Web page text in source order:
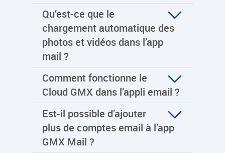
Qu’est-ce que le
chargement automatique des
photos et vidéos dans l’app
mail ?
Comment fonctionne le
Cloud GMX dans l’appli email ?
Est-il possible d’ajouter
plus de comptes email à l’app
GMX Mail ?